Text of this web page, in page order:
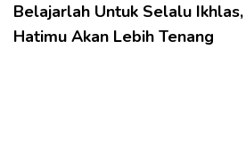
Belajarlah Untuk Selalu
Hatimu Akan Lebih Tenang